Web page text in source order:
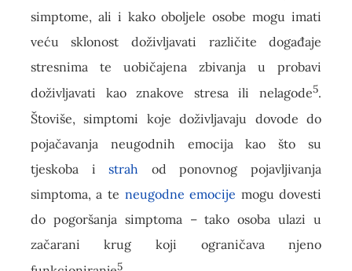
simptome, ali i kako oboljele osobe mogu imati
veću sklonost doživljavati različite događaje
stresnima te uobičajena zbivanja u probavi
doživljavati kao znakove stresa ili nelagode5.
Štoviše, simptomi koje doživljavaju dovode do
pojačavanja neugodnih emocija kao što su
tjeskoba istrah od ponovnog pojavljivanja
simptoma, a te neugodne emocije mogu dovesti
do pogoršanja simptoma – tako osoba ulazi u
začarani krug koji ograničava njeno
5